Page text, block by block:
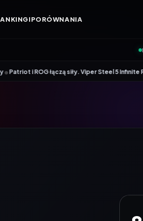
PORÓWNANIA
5 Infinite RGB DDR5 ROG Edition oferuje